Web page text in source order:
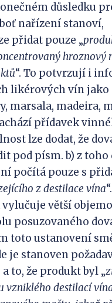
důsledku
nařízení stanoví,
přidat pouze „
hroznový
“. To potvrzují i
likérových vín jako
marsala, madeira,
přídavek
lze dodat, že
pod písm. b) z toho
počítá pouze s
zdestilace vína
vylučuje větší
posuzovaného
toto ustanovení
je stanoven
to, že produkt byl „
vzniklého destilací